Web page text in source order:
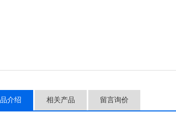
介绍 相关产品 留言询价